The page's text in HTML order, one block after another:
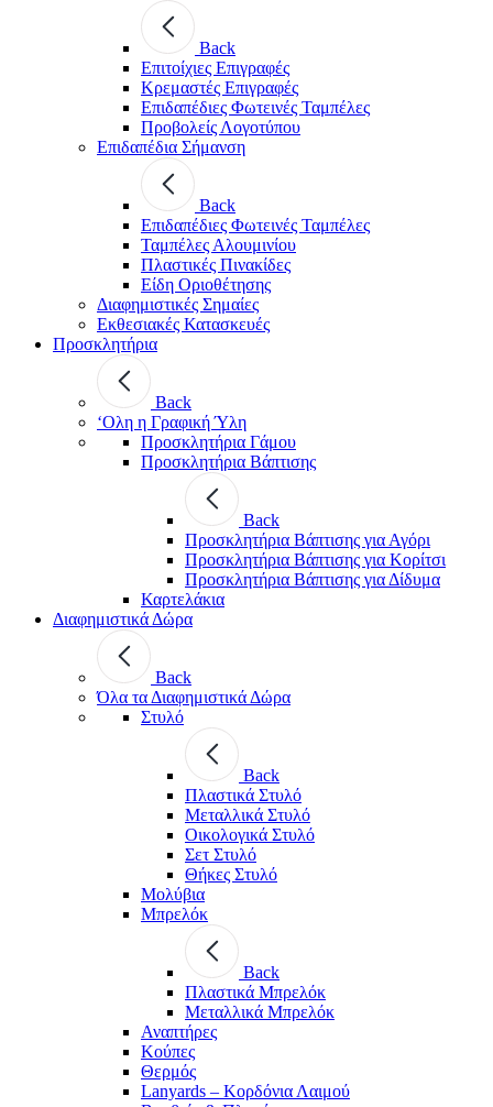
Back
Επιτοίχιες Επιγραφές
Κρεμαστές Επιγραφές
Επιδαπέδιες Φωτεινές Ταμπέλες
Προβολείς Λογοτύπου
Επιδαπέδια Σήμανση
Back
Επιδαπέδιες Φωτεινές Ταμπέλες
Ταμπέλες Αλουμινίου
Πλαστικές Πινακίδες
Είδη Οριοθέτησης
Διαφημιστικές Σημαίες
Εκθεσιακές Κατασκευές
Προσκλητήρια
Back
‘Ολη η Γραφική Ύλη
Προσκλητήρια Γάμου
Προσκλητήρια Βάπτισης
Back
Προσκλητήρια Βάπτισης για Αγόρι
Προσκλητήρια Βάπτισης για Κορίτσι
Προσκλητήρια Βάπτισης για Δίδυμα
Καρτελάκια
Διαφημιστικά Δώρα
Back
Όλα τα Διαφημιστικά Δώρα
Στυλό
Back
Πλαστικά Στυλό
Μεταλλικά Στυλό
Οικολογικά Στυλό
Σετ Στυλό
Θήκες Στυλό
Μολύβια
Μπρελόκ
Back
Πλαστικά Μπρελόκ
Μεταλλικά Μπρελόκ
Αναπτήρες
Κούπες
Θερμός
Lanyards – Kορδόνια Λαιμού